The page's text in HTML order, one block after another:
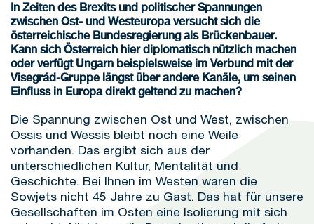
In Zeiten des Brexits und politischer Spannungen
zwischen Ost- und Westeuropa versucht sich die
österreichische Bundesregierung als Brückenbauer.
Kann sich Österreich hier diplomatisch nützlich machen
oder verfügt Ungarn beispielsweise im Verbund mit der
Visegrád-Gruppe längst über andere Kanäle, um seinen
Einfluss in Europa direkt geltend zu machen?
Die Spannung zwischen Ost und West, zwischen
Ossis und Wessis bleibt noch eine Weile
vorhanden. Das ergibt sich aus der
unterschiedlichen Kultur, Mentalität und
Geschichte. Bei Ihnen im Westen waren die
Sowjets nicht 45 Jahre zu Gast. Das hat für unsere
Gesellschaften im Osten eine Isolierung mit sich